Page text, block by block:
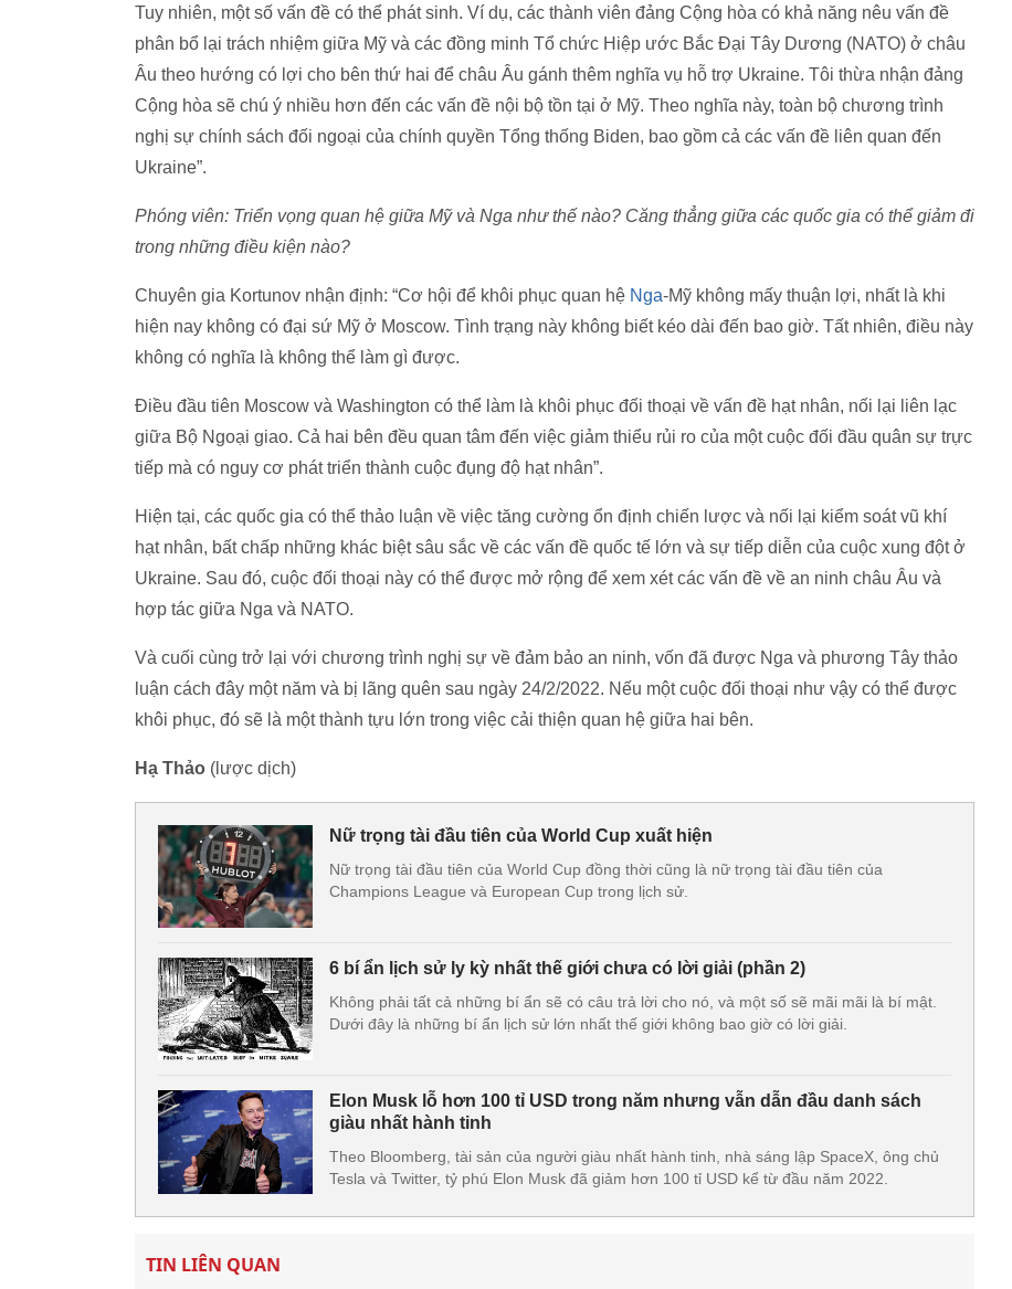
Tuy nhiên, một số vấn đề có thể phát sinh. Ví dụ, các thành viên đảng Cộng hòa có khả năng nêu vấn đề
phân bổ lại trách nhiệm giữa Mỹ và các đồng minh Tổ chức Hiệp ước Bắc Đại Tây Dương (NATO) ở châu
Âu theo hướng có lợi cho bên thứ hai để châu Âu gánh thêm nghĩa vụ hỗ trợ Ukraine. Tôi thừa nhận đảng
Cộng hòa sẽ chú ý nhiều hơn đến các vấn đề nội bộ tồn tại ở Mỹ. Theo nghĩa này, toàn bộ chương trình
nghị sự chính sách đối ngoại của chính quyền Tổng thống Biden, bao gồm cả các vấn đề liên quan đến
Ukraine”.
Phóng viên: Triển vọng quan hệ giữa Mỹ và Nga như thế nào? Căng thẳng giữa các quốc gia có thể giảm đi
trong những điều kiện nào?
Chuyên gia Kortunov nhận định: “Cơ hội để khôi phục quan hệ Nga-Mỹ không mấy thuận lợi, nhất là khi
hiện nay không có đại sứ Mỹ ở Moscow. Tình trạng này không biết kéo dài đến bao giờ. Tất nhiên, điều này
không có nghĩa là không thể làm gì được.
Điều đầu tiên Moscow và Washington có thể làm là khôi phục đối thoại về vấn đề hạt nhân, nối lại liên lạc
giữa Bộ Ngoại giao. Cả hai bên đều quan tâm đến việc giảm thiểu rủi ro của một cuộc đối đầu quân sự trực
tiếp mà có nguy cơ phát triển thành cuộc đụng độ hạt nhân”.
Hiện tại, các quốc gia có thể thảo luận về việc tăng cường ổn định chiến lược và nối lại kiểm soát vũ khí
hạt nhân, bất chấp những khác biệt sâu sắc về các vấn đề quốc tế lớn và sự tiếp diễn của cuộc xung đột ở
Ukraine. Sau đó, cuộc đối thoại này có thể được mở rộng để xem xét các vấn đề về an ninh châu Âu và
hợp tác giữa Nga và NATO.
Và cuối cùng trở lại với chương trình nghị sự về đảm bảo an ninh, vốn đã được Nga và phương Tây thảo
luận cách đây một năm và bị lãng quên sau ngày 24/2/2022. Nếu một cuộc đối thoại như vậy có thể được
khôi phục, đó sẽ là một thành tựu lớn trong việc cải thiện quan hệ giữa hai bên.
Hạ Thảo (lược dịch)
Nữ trọng tài đầu tiên của World Cup xuất hiện
Nữ trọng tài đầu tiên của World Cup đồng thời cũng là nữ trọng tài đầu tiên của
Champions League và European Cup trong lịch sử.
6 bí ẩn lịch sử ly kỳ nhất thế giới chưa có lời giải (phần 2)
Không phải tất cả những bí ẩn sẽ có câu trả lời cho nó, và một số sẽ mãi mãi là bí mật.
Dưới đây là những bí ẩn lịch sử lớn nhất thế giới không bao giờ có lời giải.
Elon Musk lỗ hơn 100 tỉ USD trong năm nhưng vẫn dẫn đầu danh sách
giàu nhất hành tinh
Theo Bloomberg, tài sản của người giàu nhất hành tinh, nhà sáng lập SpaceX, ông chủ
Tesla và Twitter, tỷ phú Elon Musk đã giảm hơn 100 tỉ USD kể từ đầu năm 2022.
TIN LIÊN QUAN